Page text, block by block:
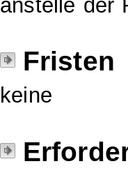
anstelle der
Fristen
keine